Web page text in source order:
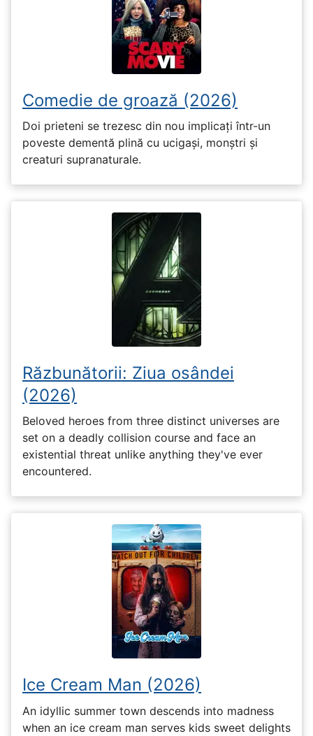
Comedie de groază (2026)
Doi prieteni se trezesc din nou implicați într-un
poveste dementă plină cu ucigași, monștri și
creaturi supranaturale.
Răzbunătorii: Ziua osândei
(2026)
Beloved heroes from three distinct universes are
set on a deadly collision course and face an
existential threat unlike anything they've ever
encountered.
Ice Cream Man (2026)
An idyllic summer town descends into madness
when an ice cream man serves kids sweet delights